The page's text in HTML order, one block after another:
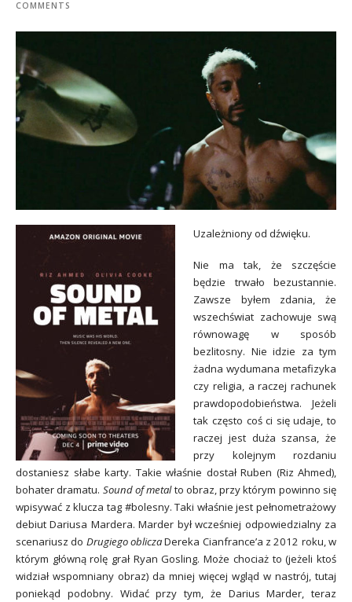
COMMENTS
Uzależniony od dźwięku.
Nie ma tak, że szczęście
będzie trwało bezustannie.
Zawsze byłem zdania, że
wszechświat zachowuje swą
równowagę w sposób
bezlitosny. Nie idzie za tym
żadna wydumana metafizyka
czy religia, a raczej rachunek
prawdopodobieństwa. Jeżeli
tak często coś ci się udaje, to
raczej jest duża szansa, że
przy kolejnym rozdaniu
dostaniesz słabe karty. Takie właśnie dostał Ruben (Riz Ahmed),
bohater dramatu. Sound of metalto obraz, przy którym powinno się
wpisywać z klucza tag #bolesny. Taki właśnie jest pełnometrażowy
debiut Dariusa Mardera. Marder był wcześniej odpowiedzialny za
scenariusz do Drugiego obliczaDereka Cianfrance’a z 2012 roku, w
którym główną rolę grał Ryan Gosling. Może chociaż to (jeżeli ktoś
widział wspomniany obraz) da mniej więcej wgląd w nastrój, tutaj
poniekąd podobny. Widać przy tym, że Darius Marder, teraz